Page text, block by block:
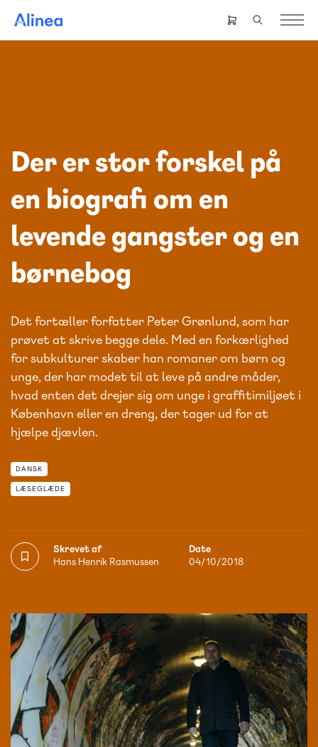
hovedindhold
Header
right
Der er stor forskel på
en biografi om en
levende gangster og en
børnebog
DANSK
LÆSEGLÆDE
Det fortæller forfatter Peter Grønlund, som har
prøvet at skrive begge dele. Med en forkærlighed
for subkulturer skaber han romaner om børn og
unge, der har modet til at leve på andre måder,
hvad enten det drejer sig om unge i graffitimiljøet i
København eller en dreng, der tager ud for at
hjælpe djævlen.
Skrevet af
Hans Henrik Rasmussen
Date
04/10/2018